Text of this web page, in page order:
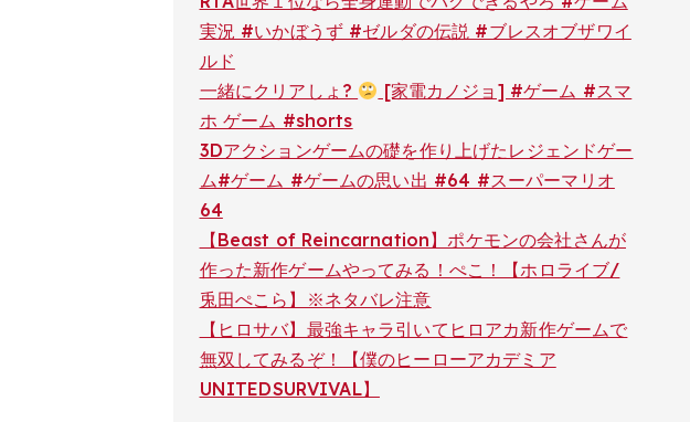
実況 #いかぼうず #ゼルダの伝説 #ブレスオブザワイ
ルド
一緒にクリアしょ?
[家電カノジョ] #ゲーム #スマ
ホ ゲーム #shorts
3Dアクションゲームの礎を作り上げたレジェンドゲー
ム#ゲーム #ゲームの思い出 #64 #スーパーマリオ
64
【Beast of Reincarnation】ポケモンの会社さんが
作った新作ゲームやってみる！ぺこ！【ホロライブ/
兎田ぺこら】※ネタバレ注意
【ヒロサバ】最強キャラ引いてヒロアカ新作ゲームで
無双してみるぞ！【僕のヒーローアカデミア
UNITEDSURVIVAL】